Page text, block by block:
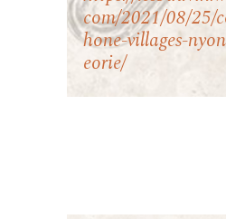
com/2021/08/25/
hone-villages-
eorie/